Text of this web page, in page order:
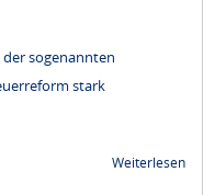
sogenannten
stark
Weiterlesen